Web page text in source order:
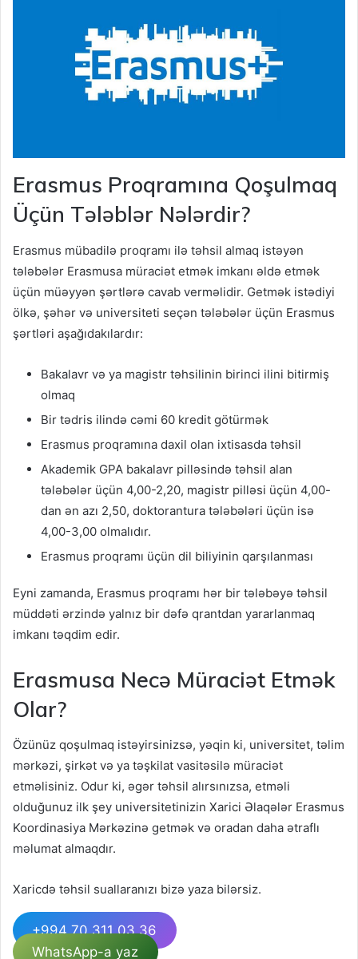
Erasmus Proqramına Qoşulmaq
Üçün Tələblər Nələrdir?
Erasmus mübadilə proqramı ilə təhsil almaq istəyən
tələbələr Erasmusa müraciət etmək imkanı əldə etmək
üçün müəyyən şərtlərə cavab verməlidir. Getmək istədiyi
ölkə, şəhər və universiteti seçən tələbələr üçün Erasmus
şərtləri aşağıdakılardır:
Bakalavr və ya magistr təhsilinin birinci ilini bitirmiş
olmaq
Bir tədris ilində cəmi 60 kredit götürmək
Erasmus proqramına daxil olan ixtisasda təhsil
Akademik GPA bakalavr pilləsində təhsil alan
tələbələr üçün 4,00-2,20, magistr pilləsi üçün 4,00-
dan ən azı 2,50, doktorantura tələbələri üçün isə
4,00-3,00 olmalıdır.
Erasmus proqramı üçün dil biliyinin qarşılanması
Eyni zamanda, Erasmus proqramı hər bir tələbəyə təhsil
müddəti ərzində yalnız bir dəfə qrantdan yararlanmaq
imkanı təqdim edir.
Erasmusa Necə Müraciət Etmək
Olar?
Özünüz qoşulmaq istəyirsinizsə, yəqin ki, universitet, təlim
mərkəzi, şirkət və ya təşkilat vasitəsilə müraciət
etməlisiniz. Odur ki, əgər təhsil alırsınızsa, etməli
olduğunuz ilk şey universitetinizin Xarici Əlaqələr Erasmus
Koordinasiya Mərkəzinə getmək və oradan daha ətraflı
məlumat almaqdır.
Xaricdə təhsil suallaranızı bizə yaza bilərsiz.
+994 70 311 03 36
WhatsApp-a yaz